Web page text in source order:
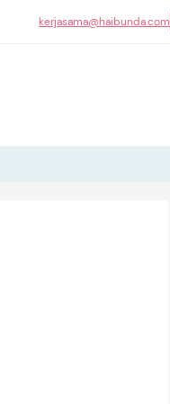
kerjasama@haibunda.com